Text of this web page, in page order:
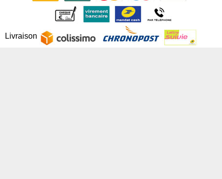
Livraison